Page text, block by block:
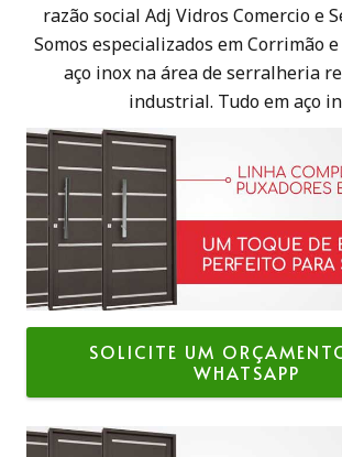
razão social Adj Vidros Comercio e
Somos especializados em Corrimão
aço inox na área de serralheria
industrial. Tudo em aço
SOLICITE UM
WHATSAPP